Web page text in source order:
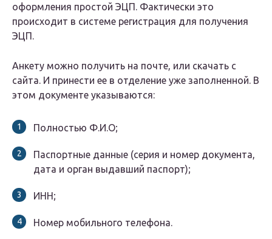
оформления простой ЭЦП. Фактически это
происходит в системе регистрация для получения
ЭЦП.
Анкету можно получить на почте, или скачать с
сайта. И принести ее в отделение уже заполненной. В
этом документе указываются:
Полностью Ф.И.О;
Паспортные данные (серия и номер документа,
дата и орган выдавший паспорт);
ИНН;
Номер мобильного телефона.